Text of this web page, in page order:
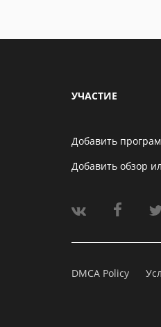
УЧАСТИЕ
Добавить
Добавить обзор
DMCA Policy